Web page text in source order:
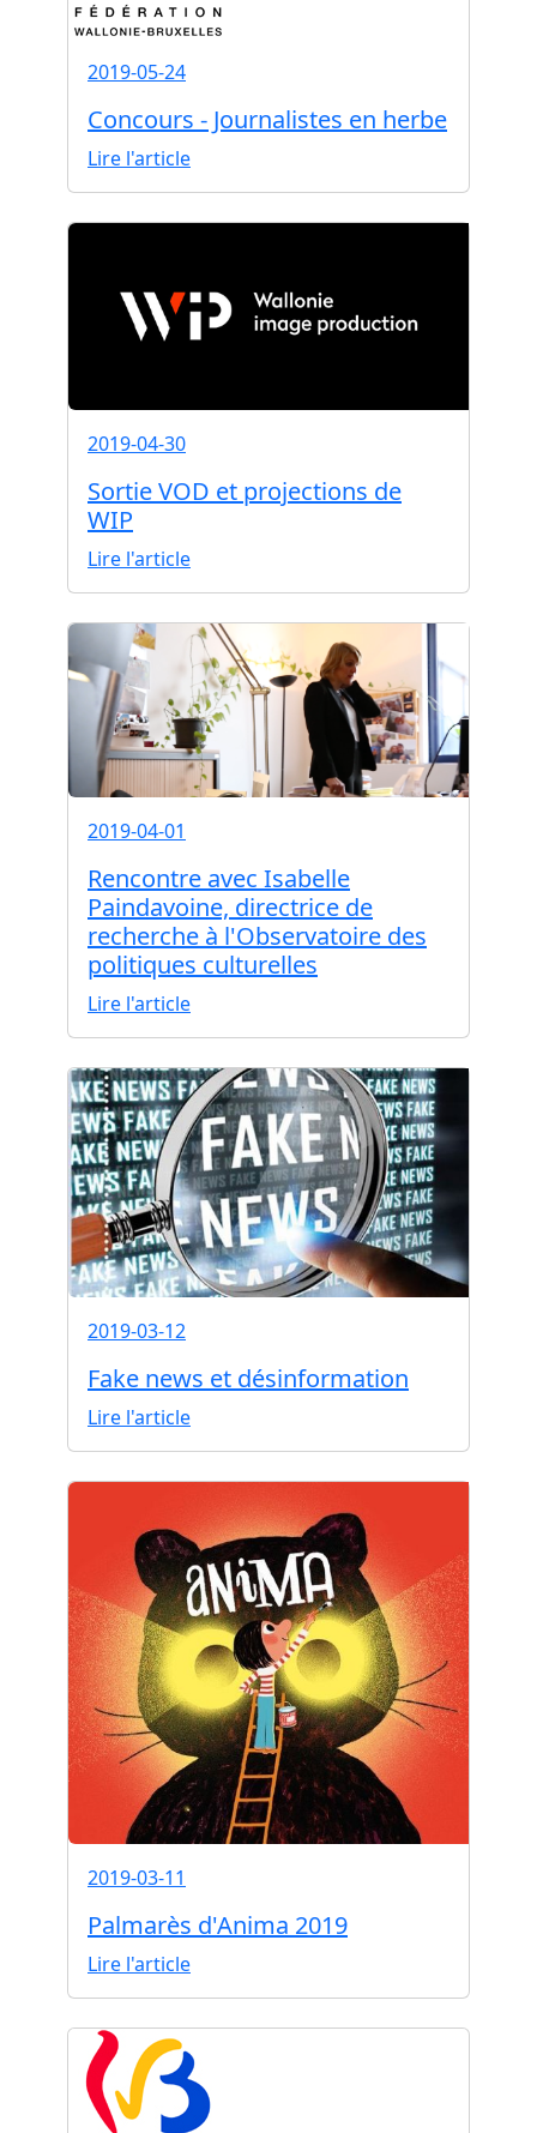
2019-05-24
Concours - Journalistes en herbe
Lire l'article
2019-04-30
Sortie VOD et projections de
WIP
Lire l'article
2019-04-01
Rencontre avec Isabelle
Paindavoine, directrice de
recherche à l'Observatoire des
politiques culturelles
Lire l'article
2019-03-12
Fake news et désinformation
Lire l'article
2019-03-11
Palmarès d'Anima 2019
Lire l'article